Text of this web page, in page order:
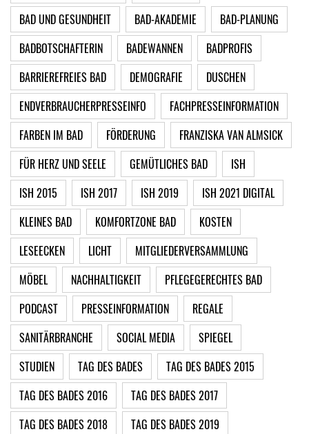
BAD UND GESUNDHEIT
BAD-AKADEMIE
BAD-PLANUNG
BADBOTSCHAFTERIN
BADEWANNEN
BADPROFIS
BARRIEREFREIES BAD
DEMOGRAFIE
DUSCHEN
ENDVERBRAUCHERPRESSEINFO
FACHPRESSEINFORMATION
FARBEN IM BAD
FÖRDERUNG
FRANZISKA VAN ALMSICK
FÜR HERZ UND SEELE
GEMÜTLICHES BAD
ISH
ISH 2015
ISH 2017 ISH 2019
ISH 2021 DIGITAL
KLEINES BAD
KOMFORTZONE BAD
KOSTEN
LESEECKEN
LICHT
MITGLIEDERVERSAMMLUNG
MÖBEL
NACHHALTIGKEIT
PFLEGEGERECHTES BAD
PODCAST
PRESSEINFORMATION
REGALE
SANITÄRBRANCHE
SOCIAL MEDIA
SPIEGEL
STUDIEN
TAG DES BADES
TAG DES BADES 2015
TAG DES BADES 2016
TAG DES BADES 2017
TAG DES BADES 2018
TAG DES BADES 2019